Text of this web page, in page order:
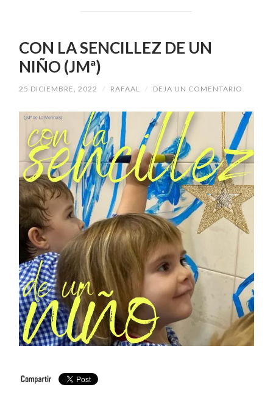
CON LA SENCILLEZ DE UN
NIÑO (JMª)
25 DICIEMBRE, 2022 / RAFAAL / DEJA UN COMENTARIO